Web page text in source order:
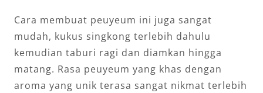
Cara membuat peuyeum ini juga sangat
mudah, kukus singkong terlebih dahulu
kemudian taburi ragi dan diamkan hingga
matang. Rasa peuyeum yang khas dengan
aroma yang unik terasa sangat nikmat terlebih